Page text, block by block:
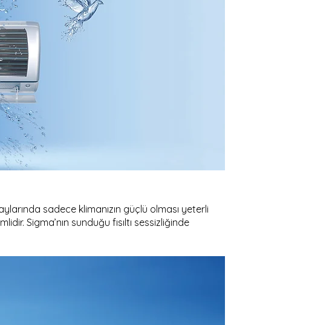
sadece klimanızın güçlü olması yeterli
Sigma’nın sunduğu fısıltı sessizliğinde